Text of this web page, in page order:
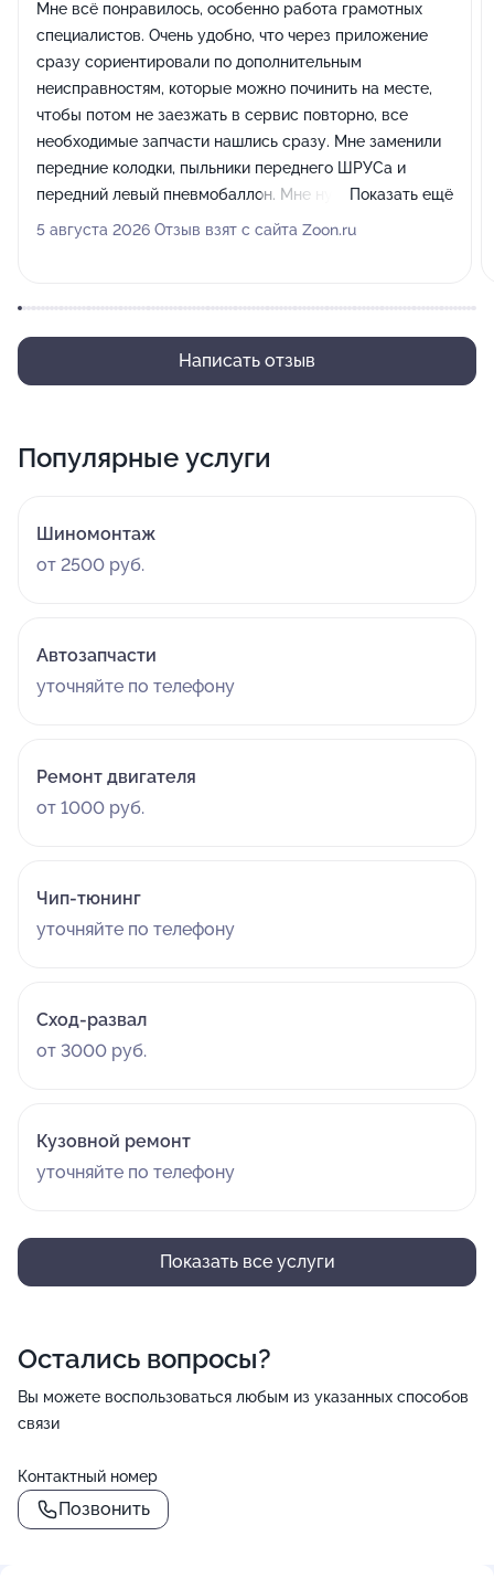
Мне всё понравилось, особенно работа грамотных
специалистов. Очень удобно, что через приложение
сразу сориентировали по дополнительным
неисправностям, которые можно починить на месте,
чтобы потом не заезжать в сервис повторно, все
необходимые запчасти нашлись сразу. Мне заменили
передние колодки, пыльники переднего ШРУСа и
передний левый пневмобаллон. Мне нужно было
приехать к 12 часам следующего дня, но я позвонил и
Показать ещё
5 августа 2026 Отзыв взят с сайта Zoon.ru
Написать отзыв
Популярные услуги
Шиномонтаж
от 2500 руб.
Автозапчасти
уточняйте по телефону
Ремонт двигателя
от 1000 руб.
Чип-тюнинг
уточняйте по телефону
Сход-развал
от 3000 руб.
Кузовной ремонт
уточняйте по телефону
Показать все услуги
Остались вопросы?
Вы можете воспользоваться любым из указанных способов
связи
Контактный номер
Позвонить